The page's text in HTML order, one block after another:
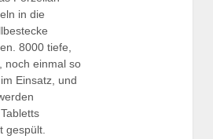
in die
8000 tiefe,
noch einmal so
Einsatz, und
gespült.